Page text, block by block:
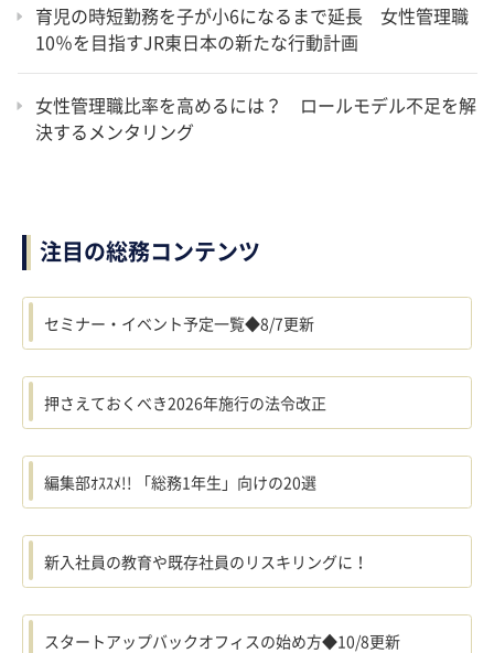
育児の時短勤務を子が小6になるまで延長 女性管理職
10％を目指すJR東日本の新たな行動計画
女性管理職比率を高めるには？ ロールモデル不足を解
決するメンタリング
注目の総務コンテンツ
セミナー・イベント予定一覧◆8/7更新
押さえておくべき2026年施行の法令改正
編集部ｵｽｽﾒ!! 「総務1年生」向けの20選
新入社員の教育や既存社員のリスキリングに！
スタートアップバックオフィスの始め方◆10/8更新